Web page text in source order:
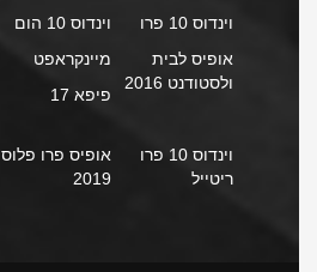
וינדוס 10 פרו וינדוס 10 הום
אופיס לבית
ולסטודנט 2016
מיינקראפט
פיפא 17
וינדוס 10 פרו
ריטייל
אופיס פרו פלוס
2019